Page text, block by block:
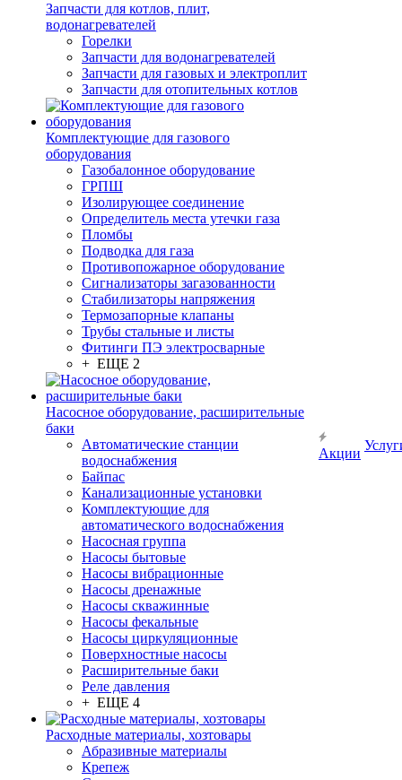
Запчасти для котлов, плит,
водонагревателей
Горелки
Запчасти для водонагревателей
Запчасти для газовых и электроплит
Запчасти для отопительных котлов
Комплектующие для газового
оборудования
Газобалонное оборудование
ГРПШ
Изолирующее соединение
Определитель места утечки газа
Пломбы
Подводка для газа
Противопожарное оборудование
Сигнализаторы загазованности
Стабилизаторы напряжения
Термозапорные клапаны
Трубы стальные и листы
Фитинги ПЭ электросварные
+ ЕЩЕ 2
Насосное оборудование, расширительные
баки
Автоматические станции
водоснабжения
Байпас
Канализационные установки
Комплектующие для
автоматического водоснабжения
Насосная группа
Насосы бытовые
Насосы вибрационные
Насосы дренажные
Насосы скважинные
Насосы фекальные
Насосы циркуляционные
Поверхностные насосы
Расширительные баки
Реле давления
+ ЕЩЕ 4
Расходные материалы, хозтовары
Абразивные материалы
Крепеж
Акции